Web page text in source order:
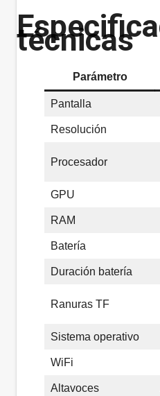
técnicas
Parámetro
Pantalla
Resolución
Procesador
GPU
RAM
Batería
Duración batería
Ranuras TF
Sistema operativo
WiFi
Altavoces